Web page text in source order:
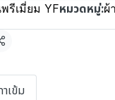
รีเมี่ยม YFหมวดหมู่:ผ้
แชร์
เข้ม